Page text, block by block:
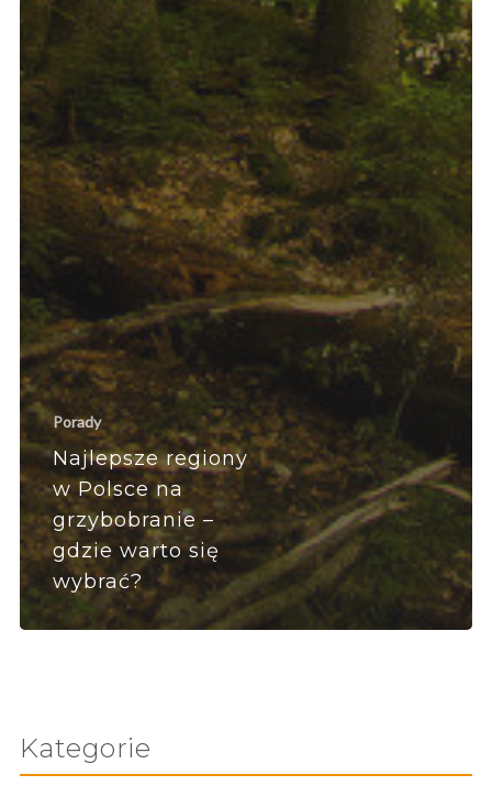
Porady
Najlepsze regiony
w Polsce na
grzybobranie –
gdzie warto się
wybrać?
Kategorie